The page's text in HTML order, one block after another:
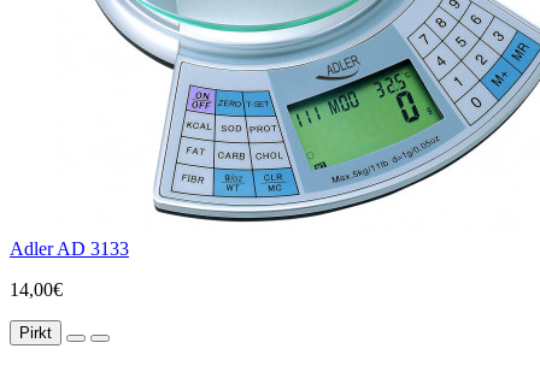
Adler AD 3133
14,00€
Pirkt